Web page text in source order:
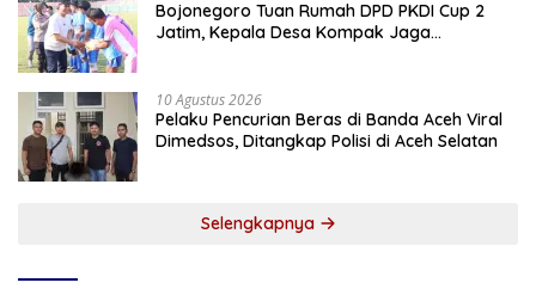
Bojonegoro Tuan Rumah DPD PKDI Cup 2
Jatim, Kepala Desa Kompak Jaga
10 Agustus 2026
Pelaku Pencurian Beras di Banda Aceh Viral
Dimedsos, Ditangkap Polisi di Aceh Selatan
Selengkapnya